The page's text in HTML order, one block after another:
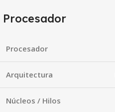
Procesador
Procesador
Arquitectura
Núcleos / Hilos